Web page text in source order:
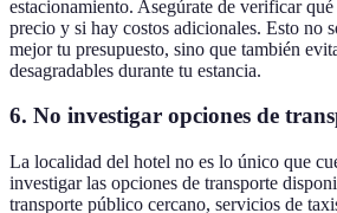
estacionamiento. Asegúrate de verificar
precio y si hay costos adicionales. Esto no
mejor tu presupuesto, sino que también
desagradables durante tu estancia.
6. No investigar opciones de
La localidad del hotel no es lo único que
investigar las opciones de transporte
transporte público cercano, servicios de